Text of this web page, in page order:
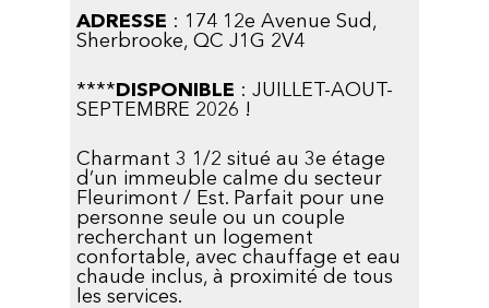
ADRESSE : 174 12e Avenue Sud,
Sherbrooke, QC J1G 2V4
**** DISPONIBLE : JUILLET-AOUT-
SEPTEMBRE 2026 !
Charmant 3 1/2 situé au 3e étage
d’un immeuble calme du secteur
Fleurimont / Est. Parfait pour une
personne seule ou un couple
recherchant un logement
confortable, avec chauffage et eau
chaude inclus, à proximité de tous
les services.